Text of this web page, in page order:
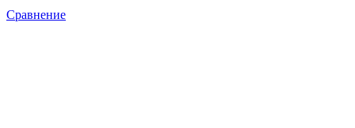
Сравнение